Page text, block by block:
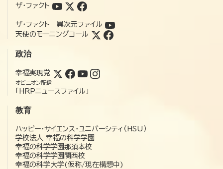
ザ・ファクト
ザ・ファクト 異次元ファイル
天使のモーニングコール
政治
幸福実現党
オピニオン配信
「HRPニュースファイル」
教育
ハッピー・サイエンス・ユニバーシティ（HSU）
学校法人 幸福の科学学園
幸福の科学学園那須本校
幸福の科学学園関西校
幸福の科学大学(仮称/現在構想中)